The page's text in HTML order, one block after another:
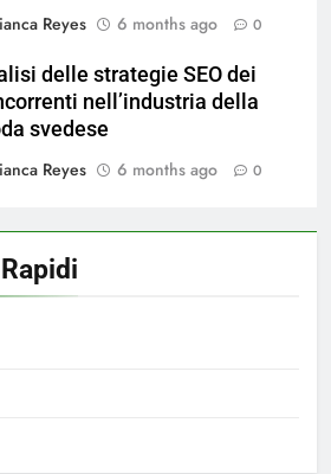
Reyes
6 months ago 0
delle strategie SEO dei
nell’industria della
svedese
Reyes
6 months ago 0